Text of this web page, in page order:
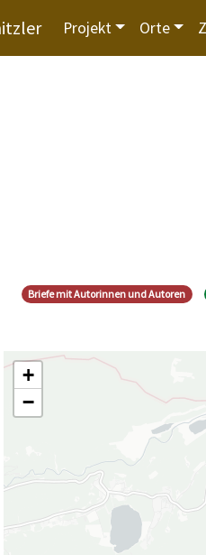
Projekt Orte
Briefe mit Autorinnen und Autoren
+
−